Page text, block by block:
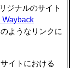
ジナルのサイト
Wayback
ようなリンクに
イトにおける